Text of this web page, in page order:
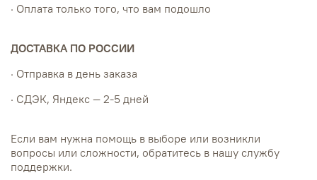
· Оплата только того, что вам подошло
ДОСТАВКА ПО РОССИИ
· Отправка в день заказа
· СДЭК, Яндекс — 2-5 дней
Если вам нужна помощь в выборе или возникли
вопросы или сложности, обратитесь в нашу службу
поддержки.